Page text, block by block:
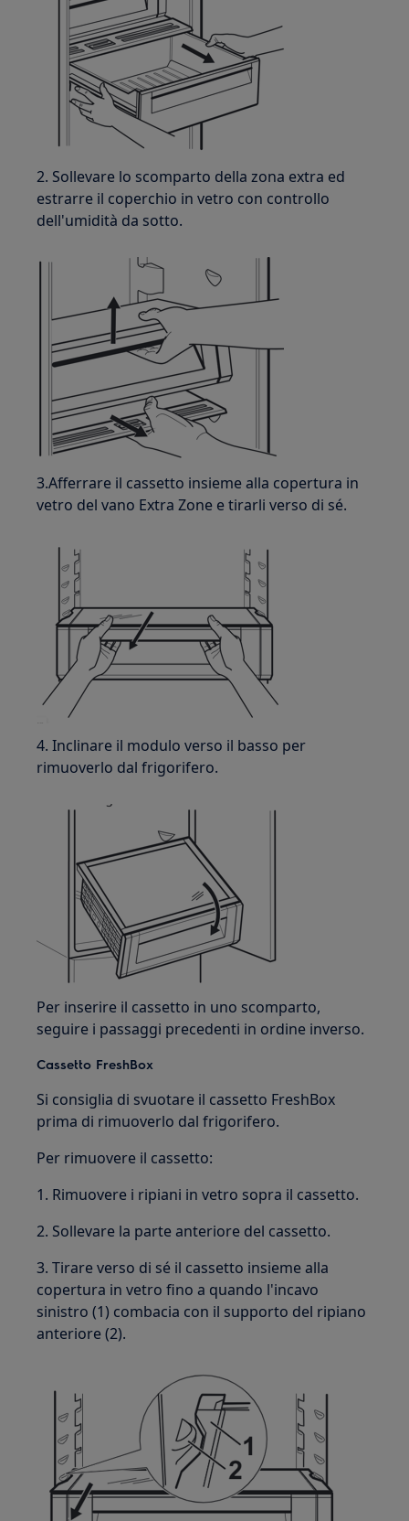
2. Sollevare lo scomparto della zona extra ed
estrarre il coperchio in vetro con controllo
dell'umidità da sotto.
3.Afferrare il cassetto insieme alla copertura in
vetro del vano Extra Zone e tirarli verso di sé.
4. Inclinare il modulo verso il basso per
rimuoverlo dal frigorifero.
Per inserire il cassetto in uno scomparto,
seguire i passaggi precedenti in ordine inverso.
Cassetto FreshBox
Si consiglia di svuotare il cassetto FreshBox
prima di rimuoverlo dal frigorifero.
Per rimuovere il cassetto:
1. Rimuovere i ripiani in vetro sopra il cassetto.
2. Sollevare la parte anteriore del cassetto.
3. Tirare verso di sé il cassetto insieme alla
copertura in vetro fino a quando l'incavo
sinistro (1) combacia con il supporto del ripiano
anteriore (2).